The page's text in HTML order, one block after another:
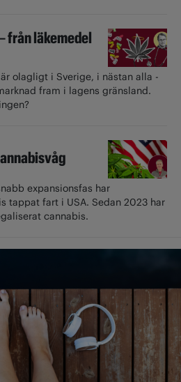
från läkemedel
är olagligt i ­Sverige, i nästan alla
fram i lagens gränsland.
expansionsfas har
tappat fart i USA. Sedan 2023 har
cannabis.